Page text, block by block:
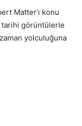
Matter’ı konu
görüntülerle
yolculuğuna